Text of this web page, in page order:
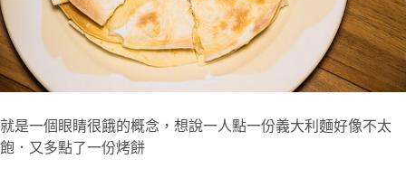
就是一個眼睛很餓的概念，想說一人點一份義大利麵好像不太
飽．又多點了一份烤餅